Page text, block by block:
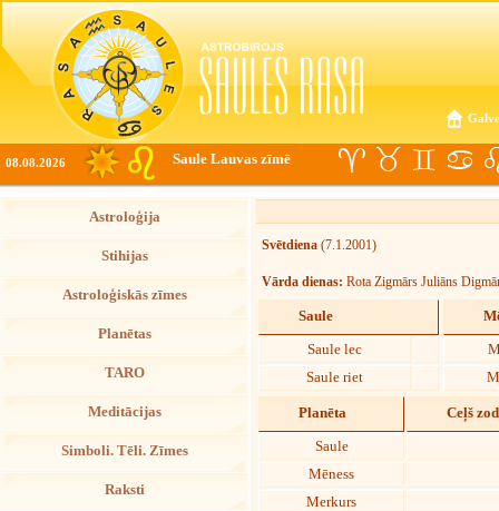
08.08.2026 Saule Lauvas zīmē
Astroloģija
Stihijas
Astroloģiskās zīmes
Planētas
TARO
Meditācijas
Simboli. Tēli. Zīmes
Raksti
Svētdiena (7.1.2001)
Vārda dienas: Rota Zigmārs Juliāns
Saule
Saule lec
Saule riet
Planēta Ceļš
Saule
Mēness
Merkurs